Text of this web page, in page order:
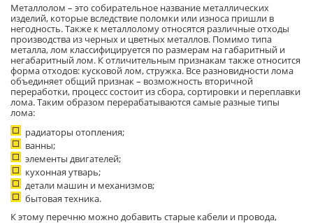
Металлолом – это собирательное название металлических
изделий, которые вследствие поломки или износа пришли в
негодность. Также к металлолому относятся различные отходы
производства из черных и цветных металлов. Помимо типа
металла, лом классифицируется по размерам на габаритный и
негабаритный лом. К отличительным признакам также относится
форма отходов: кусковой лом, стружка. Все разновидности лома
объединяет общий признак – возможность вторичной
переработки, процесс состоит из сбора, сортировки и переплавки
лома. Таким образом перерабатываются самые разные типы
лома:
радиаторы отопления;
ванны;
элементы двигателей;
кухонная утварь;
детали машин и механизмов;
бытовая техника.
К этому перечню можно добавить старые кабели и провода,